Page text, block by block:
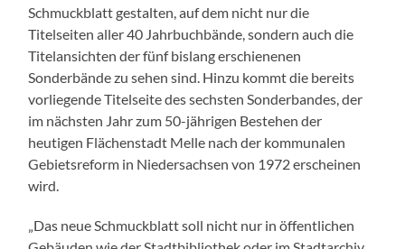
Schmuckblatt gestalten, auf dem nicht nur die
Titelseiten aller 40 Jahrbuchbände, sondern auch die
Titelansichten der fünf bislang erschienenen
Sonderbände zu sehen sind. Hinzu kommt die bereits
vorliegende Titelseite des sechsten Sonderbandes, der
im nächsten Jahr zum 50-jährigen Bestehen der
heutigen Flächenstadt Melle nach der kommunalen
Gebietsreform in Niedersachsen von 1972 erscheinen
wird.
„Das neue Schmuckblatt soll nicht nur in öffentlichen